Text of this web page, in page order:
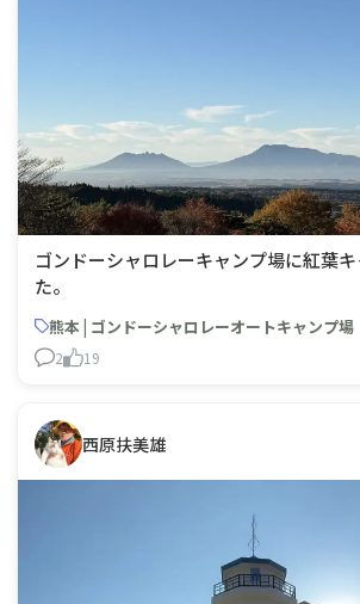
ゴンドーシャロレーキャンプ場に紅葉
た。
熊本 | ゴンドーシャロレーオートキャンプ場
2 19
西原扶美雄